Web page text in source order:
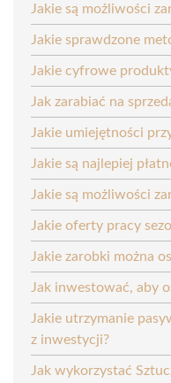
Jakie są możliwości
Jakie sprawdzone
Jakie cyfrowe
Jak zarabiać na
Jakie umiejętności
Jakie są najlepiej
Jakie są możliwości
Jakie oferty pracy
Jakie zarobki można
Jak inwestować, aby
Jakie utrzymanie
z inwestycji?
Jak wykorzystać